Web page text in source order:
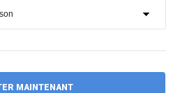
MAINTENANT